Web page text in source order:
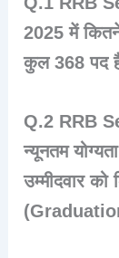
2025 में
कुल368 पद
Q.2 RRB
न्यूनतम
उम्मीदवार